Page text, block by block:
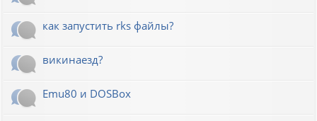
как запустить rks файлы?
викинаезд?
Emu80 и DOSBox